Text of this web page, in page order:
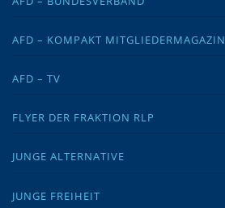
AFD – KOMPAKT MITGLIEDERMAGAZIN
AFD – TV
FLYER DER FRAKTION RLP
JUNGE ALTERNATIVE
JUNGE FREIHEIT